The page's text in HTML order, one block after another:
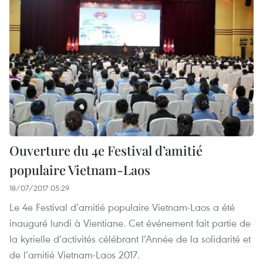
Ouverture du 4e Festival d’amitié
populaire Vietnam-Laos
18/07/2017 05:29
Le 4e Festival d’amitié populaire Vietnam-Laos a été
inauguré lundi à Vientiane. Cet événement fait partie de
la kyrielle d’activités célébrant l’Année de la solidarité et
de l’amitié Vietnam-Laos 2017.